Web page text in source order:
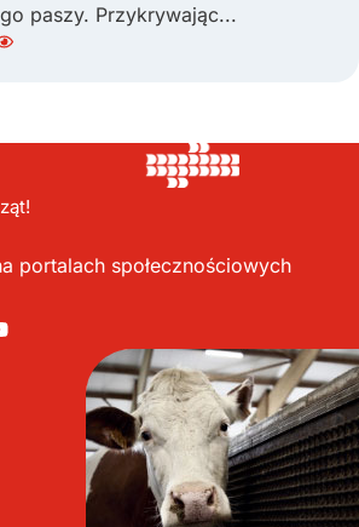
paszy. Przykrywając...
portalach społecznościowych